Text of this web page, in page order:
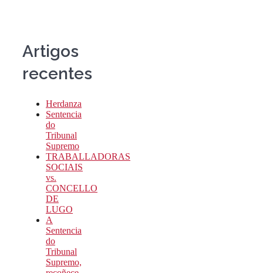
Artigos
recentes
Herdanza
Sentencia
do
Tribunal
Supremo
TRABALLADORAS
SOCIAIS
vs.
CONCELLO
DE
LUGO
A
Sentencia
do
Tribunal
Supremo,